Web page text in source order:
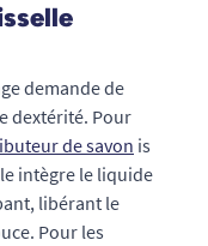
demande de
dextérité. Pour
de savon is
intègre le liquide
libérant le
Pour les